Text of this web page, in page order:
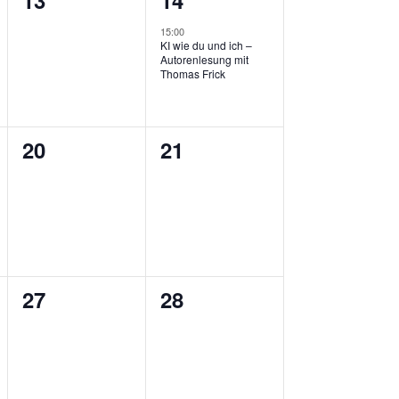
Veranstaltungen,Veranstaltung,
15:00
KI wie du und ich –
Autorenlesung mit
Thomas Frick
0
20
0
21
0
27
0
28